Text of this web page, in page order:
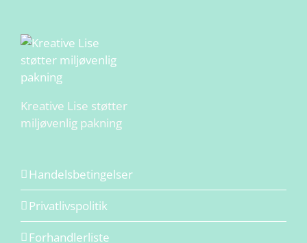
Kreative Lise støtter
miljøvenlig pakning
Handelsbetingelser
Privatlivspolitik
Forhandlerliste